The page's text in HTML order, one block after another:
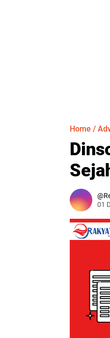
Home /
01